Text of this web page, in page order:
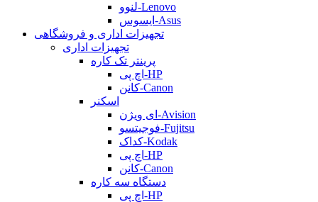
لنوو-Lenovo
ایسوس-Asus
تجهیزات اداری و فروشگاهی
تجهیزات اداری
پرینتر تک کاره
اچ پی-HP
کانن-Canon
اسکنر
ای ویژن-Avision
فوجیتسو-Fujitsu
کداک-Kodak
اچ پی-HP
کانن-Canon
دستگاه سه کاره
اچ پی-HP